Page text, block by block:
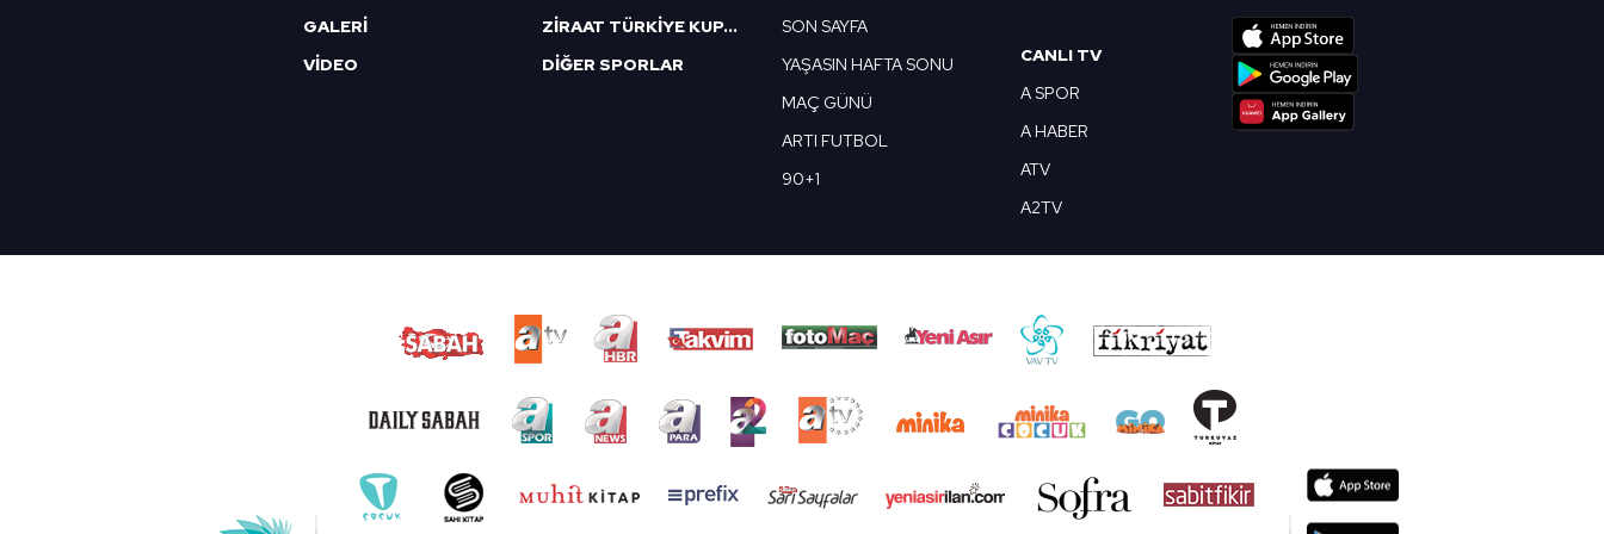
GALERİ
VİDEO
ZİRAAT TÜRKİYE KUPASI
DİĞER SPORLAR
SON SAYFA
YAŞASIN HAFTA SONU
MAÇ GÜNÜ
ARTI FUTBOL
90+1
CANLI TV
A SPOR
A HABER
ATV
A2TV